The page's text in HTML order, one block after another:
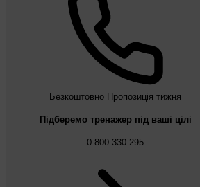
Безкоштовно Пропозиція тижня
Підберемо тренажер під ваші цілі
0 800 330 295